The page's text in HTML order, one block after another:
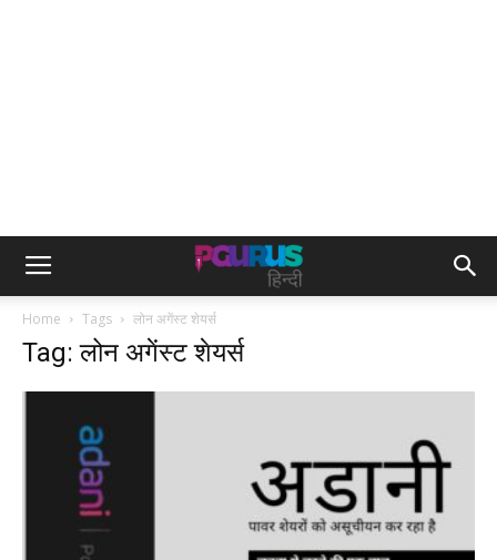
Home Tags लोन अगेंस्ट शेयर्स
Tag: लोन अगेंस्ट शेयर्स